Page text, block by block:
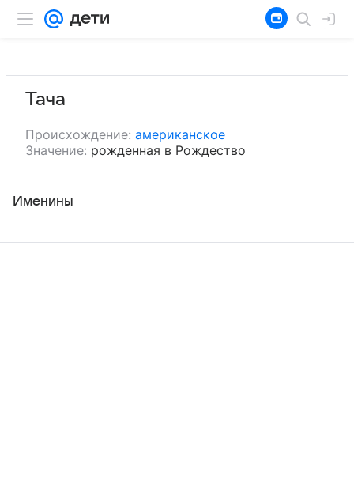
Тача
Происхождение: американское
Значение: рожденная в Рождество
Именины